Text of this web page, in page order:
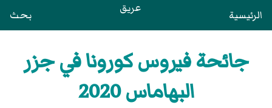
الرئيسية عريق بحث
جائحة فيروس كورونا في جزر
البهاماس 2020